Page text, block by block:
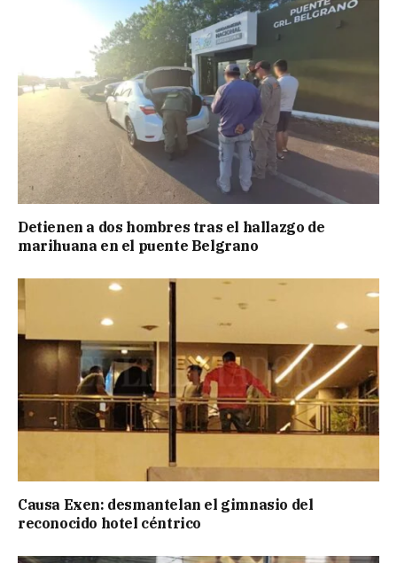
Detienen a dos hombres tras el hallazgo de
marihuana en el puente Belgrano
Causa Exen: desmantelan el gimnasio del
reconocido hotel céntrico